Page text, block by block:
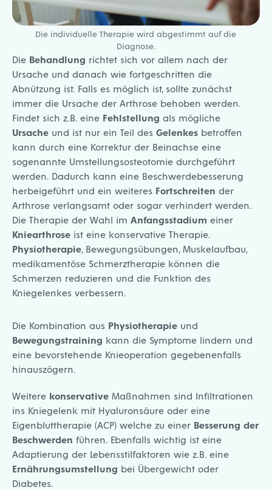
Die individuelle Therapie wird abgestimmt auf die
Diagnose.
Die Behandlung richtet sich vor allem nach der
Ursache und danach wie fortgeschritten die
Abnützung ist. Falls es möglich ist, sollte zunächst
immer die Ursache der Arthrose behoben werden.
Findet sich z.B. eine Fehlstellung als mögliche
Ursache und ist nur ein Teil des Gelenkes betroffen
kann durch eine Korrektur der Beinachse eine
sogenannte Umstellungsosteotomie durchgeführt
werden. Dadurch kann eine Beschwerdebesserung
herbeigeführt und ein weiteres Fortschreiten der
Arthrose verlangsamt oder sogar verhindert werden.
Die Therapie der Wahl im Anfangsstadium einer
Kniearthrose ist eine konservative Therapie.
Physiotherapie, Bewegungsübungen, Muskelaufbau,
medikamentöse Schmerztherapie können die
Schmerzen reduzieren und die Funktion des
Kniegelenkes verbessern.
Die Kombination aus Physiotherapie und
Bewegungstraining kann die Symptome lindern und
eine bevorstehende Knieoperation gegebenenfalls
hinauszögern.
Weitere konservative Maßnahmen sind Infiltrationen
ins Kniegelenk mit Hyaluronsäure oder eine
Eigenbluttherapie (ACP) welche zu einer Besserung der
Beschwerden führen. Ebenfalls wichtig ist eine
Adaptierung der Lebensstilfaktoren wie z.B. eine
Ernährungsumstellung bei Übergewicht oder
Diabetes.